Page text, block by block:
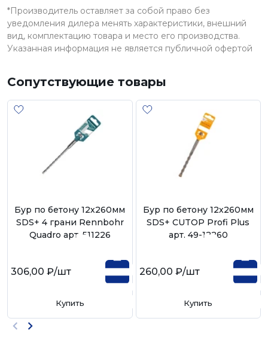
*Производитель оставляет за собой право без
уведомления дилера менять характеристики, внешний
вид, комплектацию товара и место его производства.
Указанная информация не является публичной офертой
Сопутствующие товары
Бур по бетону 12х260мм
SDS+ 4 грани Rennbohr
Quadro арт. 511226
306,00 ₽/шт
Купить
Бур по бетону 12х260мм
SDS+ CUTOP Profi Plus
арт. 49-12260
260,00 ₽/шт
Купить